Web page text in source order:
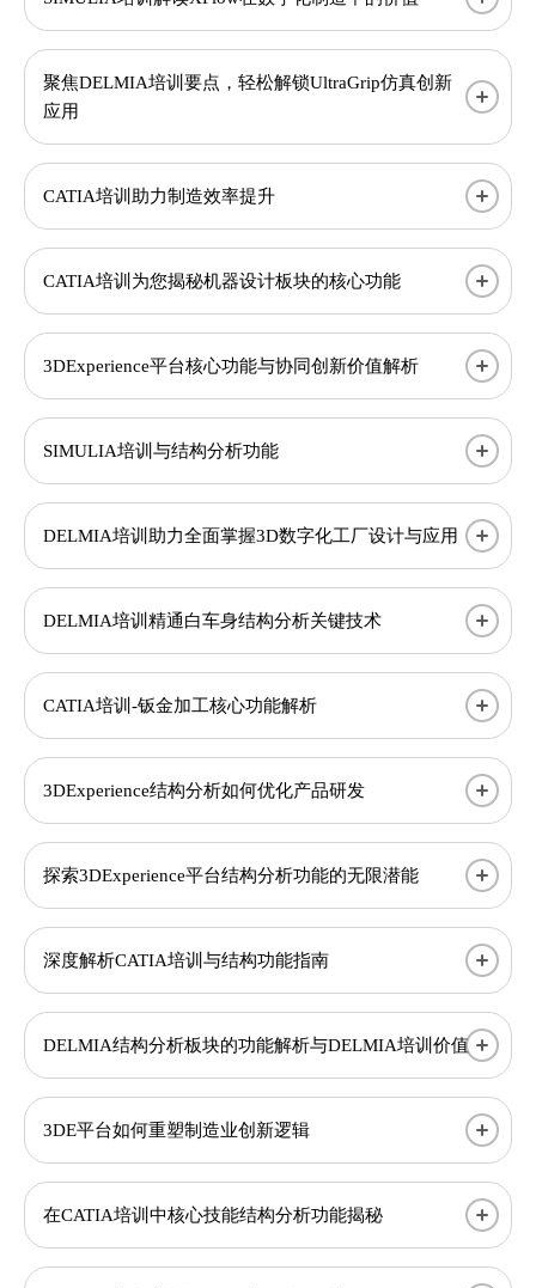
聚焦DELMIA培训要点，轻松解锁UltraGrip仿真创新
应用
CATIA培训助力制造效率提升
CATIA培训为您揭秘机器设计板块的核心功能
3DExperience平台核心功能与协同创新价值解析​
SIMULIA培训与结构分析功能
DELMIA培训助力全面掌握3D数字化工厂设计与应用
DELMIA培训精通白车身结构分析关键技术
CATIA培训-钣金加工核心功能解析
3DExperience结构分析如何优化产品研发
探索3DExperience平台结构分析功能的无限潜能
深度解析CATIA培训与结构功能指南
DELMIA结构分析板块的功能解析与DELMIA培训价值
3DE平台如何重塑制造业创新逻辑
在CATIA培训中核心技能结构分析功能揭秘